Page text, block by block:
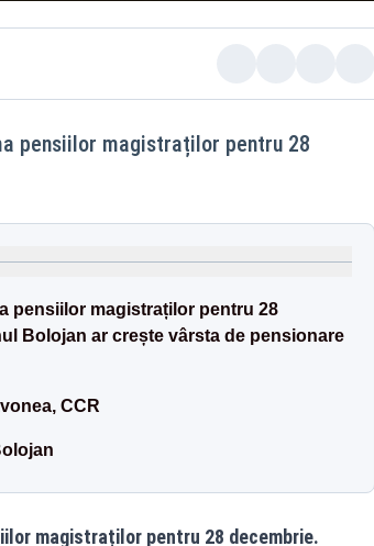
pensiilor magistraților pentru 28
pensiilor magistraților pentru 28
Bolojan ar crește vârsta de pensionare
CCR
magistraților pentru 28 decembrie.